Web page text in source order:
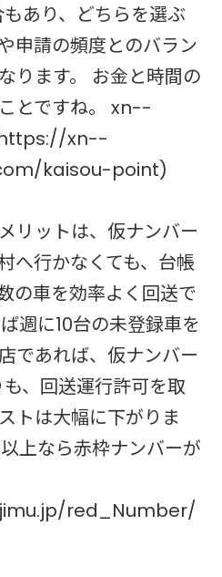
あり、どちらを選ぶ
申請の頻度とのバラン
ります。 お金と時間の
とですね。 xn--
xn--
kaisou-point)
リットは、仮ナンバー
へ行かなくても、台帳
の車を効率よく回送で
週に10台の未登録車を
であれば、仮ナンバー
、回送運行許可を取
トは大幅に下がりま
上なら赤枠ナンバーが
red_Number/